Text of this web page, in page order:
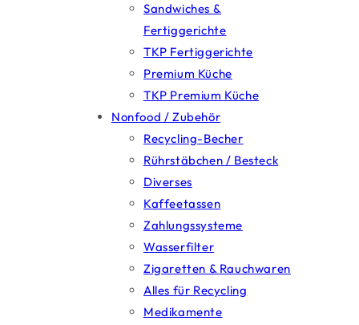
Sandwiches &
Fertiggerichte
TKP Fertiggerichte
Premium Küche
TKP Premium Küche
Nonfood / Zubehör
Recycling-Becher
Rührstäbchen / Besteck
Diverses
Kaffeetassen
Zahlungssysteme
Wasserfilter
Zigaretten & Rauchwaren
Alles für Recycling
Medikamente